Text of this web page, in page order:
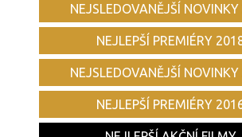
NEJSLEDOVANĚJŠÍ
NEJLEPŠÍ PREMIÉRY
NEJSLEDOVANĚJŠÍ
NEJLEPŠÍ PREMIÉRY